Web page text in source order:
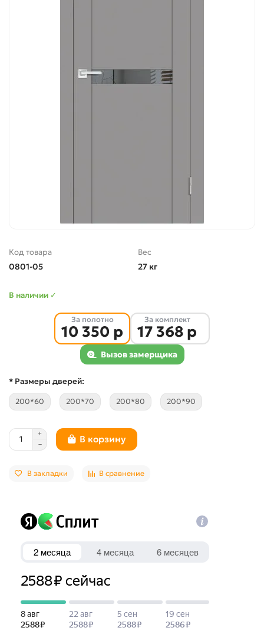
Код товара
0801-05
Вес
27 кг
В наличии ✓
За полотно
10 350 р
За комплект
17 368 р
Вызов замерщика
* Размеры дверей:
200*60 200*70 200*80 200*90
В корзину
В закладки В сравнение